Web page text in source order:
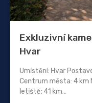
Exkluzivní
Hvar
Umístění: Hvar
Centrum města: 4 km
letiště: 41 km...